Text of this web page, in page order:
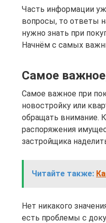
Часть информации
вопросы, то ответы
нужно знать при
Начнём с самых
Самое
Самое важное при
новостройку или
обращать внимание.
распоряжения
застройщика
Читайте также:
Нет никакого
есть проблемы с